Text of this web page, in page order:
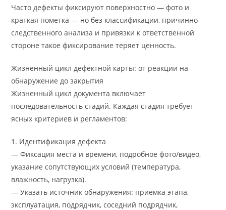
Часто дефекты фиксируют поверхностно — фото и
краткая пометка — но без классификации, причинно-
следственного анализа и привязки к ответственной
стороне такое фиксирование теряет ценность.
Жизненный цикл дефектной карты: от реакции на
обнаружение до закрытия
Жизненный цикл документа включает
последовательность стадий. Каждая стадия требует
ясных критериев и регламентов:
1. Идентификация дефекта
— Фиксация места и времени, подробное фото/видео,
указание сопутствующих условий (температура,
влажность, нагрузка).
— Указать источник обнаружения: приёмка этапа,
эксплуатация, подрядчик, соседний подрядчик,